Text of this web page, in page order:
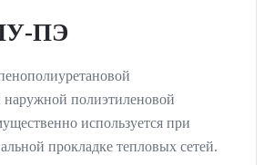
ПЭ
наружной полиэтиленовой
используется при
прокладке тепловых сетей.